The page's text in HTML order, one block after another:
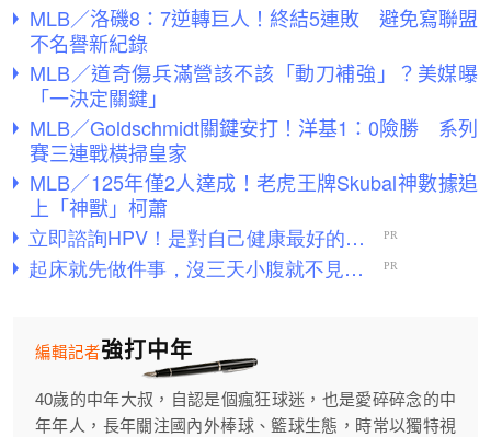
MLB／洛磯8：7逆轉巨人！終結5連敗 避免寫聯盟
不名譽新紀錄
MLB／道奇傷兵滿營該不該「動刀補強」？美媒曝
「一決定關鍵」
MLB／Goldschmidt關鍵安打！洋基1：0險勝 系列
賽三連戰橫掃皇家
MLB／125年僅2人達成！老虎王牌Skubal神數據追
上「神獸」柯蕭
強打中年
編輯記者
40歲的中年大叔，自認是個瘋狂球迷，也是愛碎碎念的中
年年人，長年關注國內外棒球、籃球生態，時常以獨特視